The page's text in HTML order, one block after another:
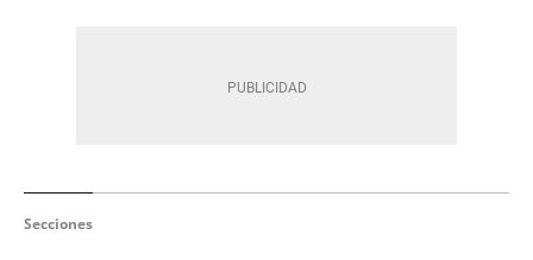
Secciones